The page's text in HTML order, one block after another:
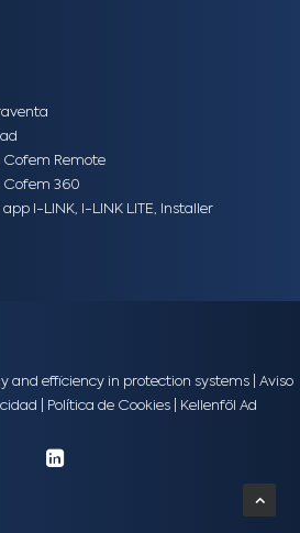
Cofem Remote
Cofem 360
I-LINK, I-LINK LITE, Installer
and efficiency in protection systems | Aviso
Política de Cookies Kellenföl Ad